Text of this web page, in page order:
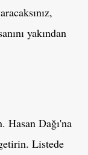
yakından
Hasan Dağı'na
Listede